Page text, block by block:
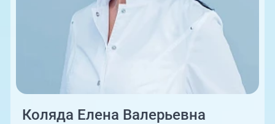
Коляда Елена Валерьевна